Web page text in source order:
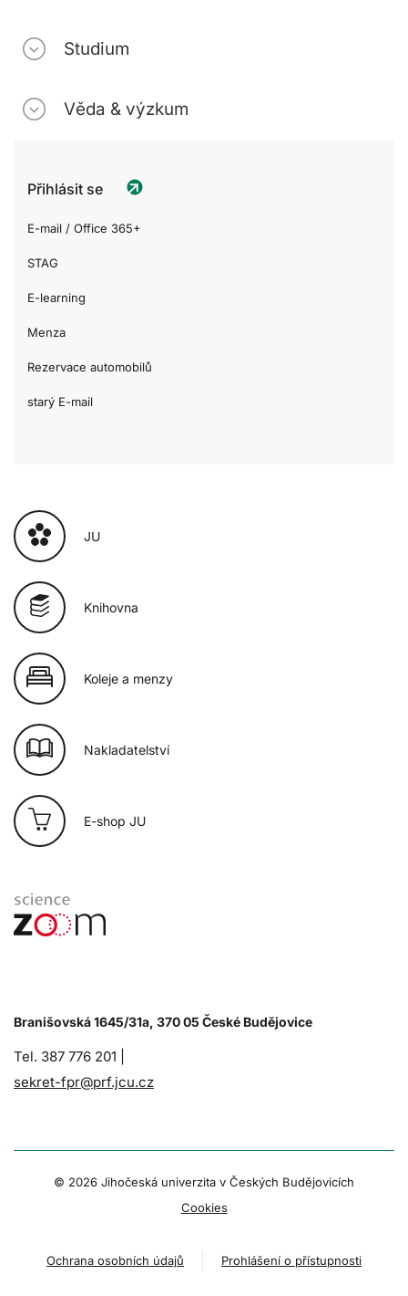
Studium
Věda & výzkum
Přihlásit se
E-mail / Office 365+
STAG
E-learning
Menza
Rezervace automobilů
starý E-mail
JU
Knihovna
Koleje a menzy
Nakladatelství
E-shop JU
Branišovská 1645/31a, 370 05 České Budějovice
Tel. 387 776 201 |
sekret-fpr@prf.jcu.cz
© 2026 Jihočeská univerzita v Českých Budějovicích
Cookies
Ochrana osobních údajů Prohlášení o přístupnosti